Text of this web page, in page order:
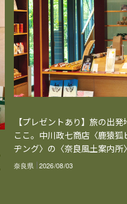
【プレゼントあり】旅の出発
ここ。中川政七商店〈鹿猿狐
ヂング〉の〈奈良風土案内所
奈良県 2026/08/03